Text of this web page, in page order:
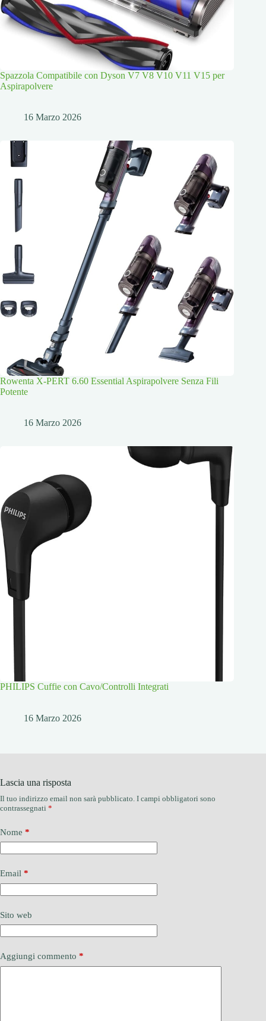
Spazzola Compatibile con Dyson V7 V8 V10 V11 V15 per
Aspirapolvere
16 Marzo 2026
Rowenta X-PERT 6.60 Essential Aspirapolvere Senza Fili
Potente
16 Marzo 2026
PHILIPS Cuffie con Cavo/Controlli Integrati
16 Marzo 2026
Lascia una risposta
Il tuo indirizzo email non sarà pubblicato. I campi obbligatori sono
contrassegnati *
Nome *
Email *
Sito web
Aggiungi commento *